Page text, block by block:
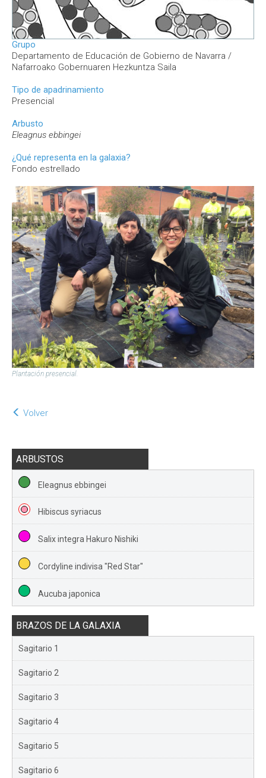
Grupo
Departamento de Educación de Gobierno de Navarra /
Nafarroako Gobernuaren Hezkuntza Saila
Tipo de apadrinamiento
Presencial
Arbusto
Eleagnus ebbingei
¿Qué representa en la galaxia?
Fondo estrellado
Plantación presencial.
Volver
ARBUSTOS
Eleagnus ebbingei
Hibiscus syriacus
Salix integra Hakuro Nishiki
Cordyline indivisa "Red Star"
Aucuba japonica
BRAZOS DE LA GALAXIA
Sagitario 1
Sagitario 2
Sagitario 3
Sagitario 4
Sagitario 5
Sagitario 6